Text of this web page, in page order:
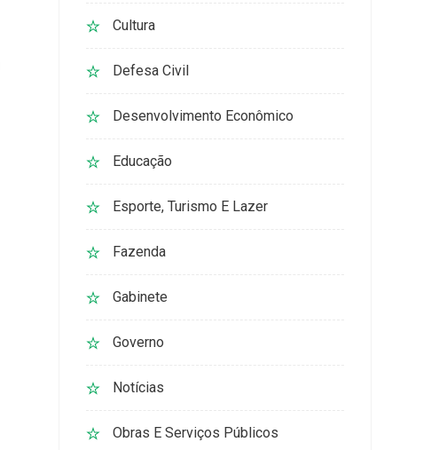
Cultura
Defesa Civil
Desenvolvimento Econômico
Educação
Esporte, Turismo E Lazer
Fazenda
Gabinete
Governo
Notícias
Obras E Serviços Públicos